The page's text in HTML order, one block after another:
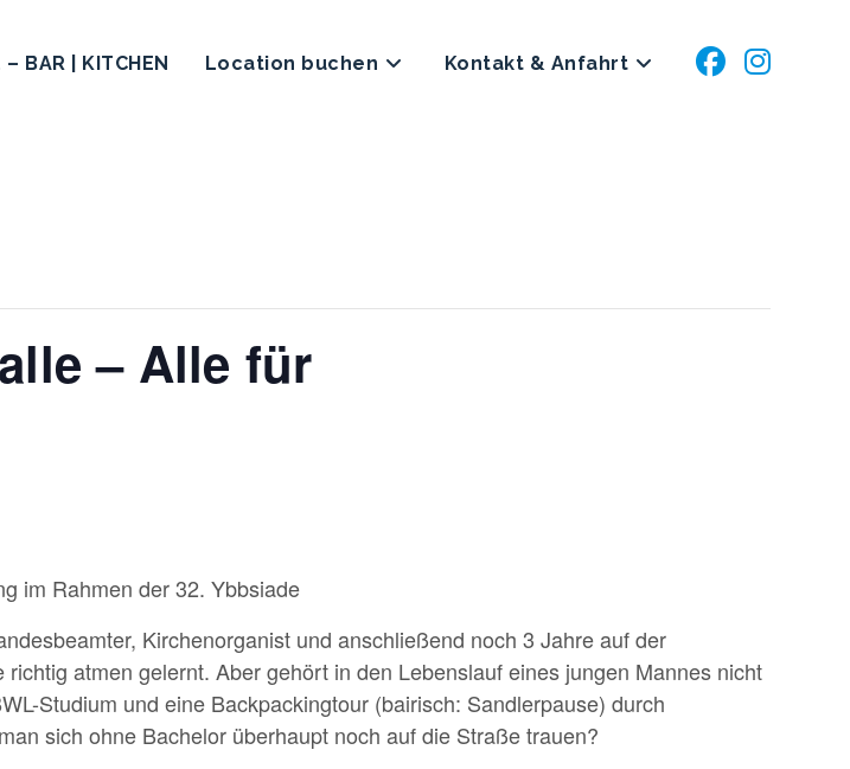
– BAR | KITCHEN Location buchen Kontakt & Anfahrt
– Alle für
im Rahmen der 32. Ybbsiade
Kirchenorganist und anschließend noch 3 Jahre auf der
richtig atmen gelernt. Aber gehört in den Lebenslauf eines jungen Mannes nicht
Studium und eine Backpackingtour (bairisch: Sandlerpause) durch
sich ohne Bachelor überhaupt noch auf die Straße trauen?